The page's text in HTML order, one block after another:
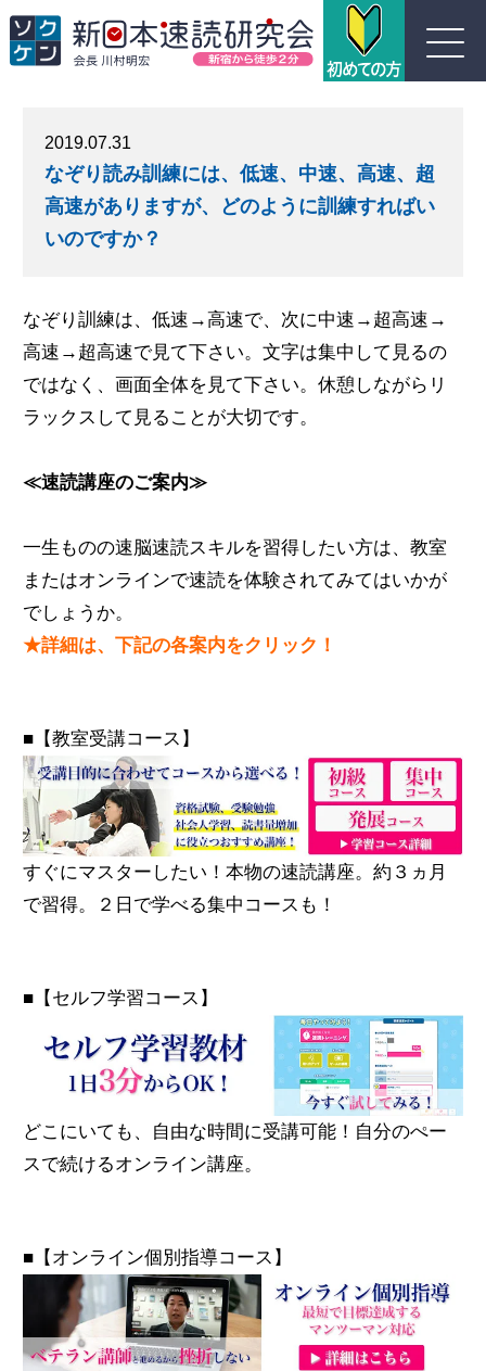
コース紹介
受講生の声
実績
団体概要
お問い合わせ
無料体験のお申し込み
ログイン
2019.07.31
なぞり読み訓練には、低速、中速、高速、超
高速がありますが、どのように訓練すればい
いのですか？
なぞり訓練は、低速→高速で、次に中速→超高速→
高速→超高速で見て下さい。文字は集中して見るの
ではなく、画面全体を見て下さい。休憩しながらリ
ラックスして見ることが大切です。
≪速読講座のご案内≫
一生ものの速脳速読スキルを習得したい方は、教室
またはオンラインで速読を体験されてみてはいかが
でしょうか。
★詳細は、下記の各案内をクリック！
■【教室受講コース】
すぐにマスターしたい！本物の速読講座。約３ヵ月
で習得。２日で学べる集中コースも！
■【セルフ学習コース】
どこにいても、自由な時間に受講可能！自分のぺー
スで続けるオンライン講座。
■【オンライン個別指導コース】